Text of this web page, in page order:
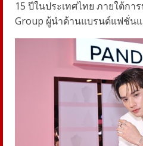
15 ปีในประเทศไทย ภายใต้กา
Group ผู้นำด้านแบรนด์แฟชั่น